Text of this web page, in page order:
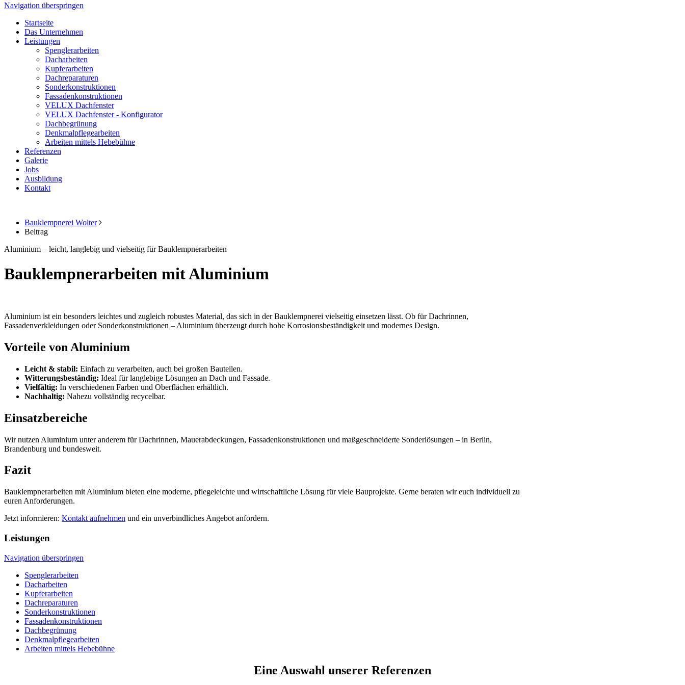
Navigation überspringen
Startseite
Das Unternehmen
Leistungen
Spenglerarbeiten
Dacharbeiten
Kupferarbeiten
Dachreparaturen
Sonderkonstruktionen
Fassadenkonstruktionen
VELUX Dachfenster
VELUX Dachfenster - Konfigurator
Dachbegrünung
Denkmalpflegearbeiten
Arbeiten mittels Hebebühne
Referenzen
Galerie
Jobs
Ausbildung
Kontakt
Bauklempnerei Wolter
Beitrag
Aluminium – leicht, langlebig und vielseitig für Bauklempnerarbeiten
Bauklempnerarbeiten mit Aluminium
Aluminium ist ein besonders leichtes und zugleich robustes Material, das sich in der Bauklempnerei vielseitig einsetzen lässt. Ob für Dachrinnen,
Fassadenverkleidungen oder Sonderkonstruktionen – Aluminium überzeugt durch hohe Korrosionsbeständigkeit und modernes Design.
Vorteile von Aluminium
Leicht & stabil: Einfach zu verarbeiten, auch bei großen Bauteilen.
Witterungsbeständig: Ideal für langlebige Lösungen an Dach und Fassade.
Vielfältig: In verschiedenen Farben und Oberflächen erhältlich.
Nachhaltig: Nahezu vollständig recycelbar.
Einsatzbereiche
Wir nutzen Aluminium unter anderem für Dachrinnen, Mauerabdeckungen, Fassadenkonstruktionen und maßgeschneiderte Sonderlösungen – in Berlin,
Brandenburg und bundesweit.
Fazit
Bauklempnerarbeiten mit Aluminium bieten eine moderne, pflegeleichte und wirtschaftliche Lösung für viele Bauprojekte. Gerne beraten wir euch individuell zu
euren Anforderungen.
Jetzt informieren: Kontakt aufnehmen und ein unverbindliches Angebot anfordern.
Leistungen
Navigation überspringen
Spenglerarbeiten
Dacharbeiten
Kupferarbeiten
Dachreparaturen
Sonderkonstruktionen
Fassadenkonstruktionen
Dachbegrünung
Denkmalpflegearbeiten
Arbeiten mittels Hebebühne
Eine Auswahl unserer Referenzen